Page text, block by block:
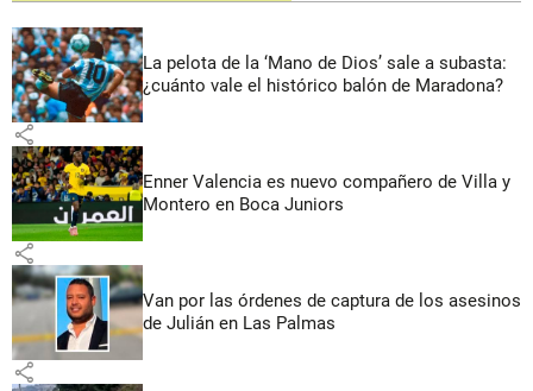
La pelota de la ‘Mano de Dios’ sale a subasta:
¿cuánto vale el histórico balón de Maradona?
share
Enner Valencia es nuevo compañero de Villa y
Montero en Boca Juniors
share
Van por las órdenes de captura de los asesinos
de Julián en Las Palmas
share